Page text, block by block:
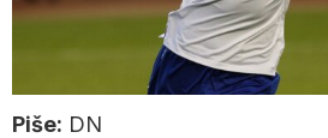
Piše: DN